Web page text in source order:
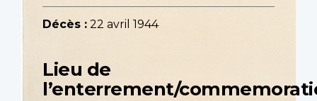
Décès : 22 avril 1944
Lieu de
l’enterrement/